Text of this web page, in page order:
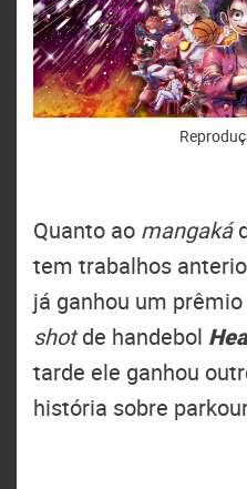
Quanto ao mangaká
tem trabalhos
já ganhou um
shotde handebol
tarde ele ganhou
história sobre